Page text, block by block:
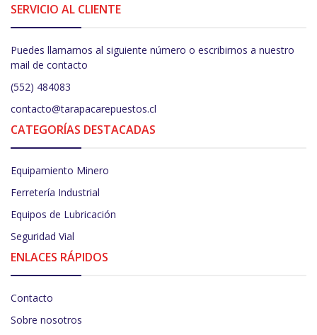
SERVICIO AL CLIENTE
Puedes llamarnos al siguiente número o escribirnos a nuestro
mail de contacto
(552) 484083
contacto@tarapacarepuestos.cl
CATEGORÍAS DESTACADAS
Equipamiento Minero
Ferretería Industrial
Equipos de Lubricación
Seguridad Vial
ENLACES RÁPIDOS
Contacto
Sobre nosotros